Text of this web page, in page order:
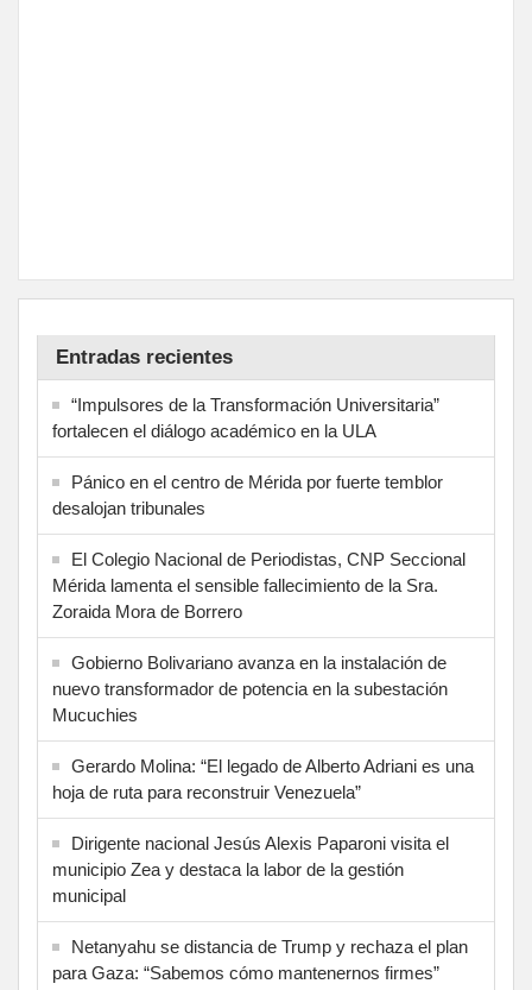
Entradas recientes
“Impulsores de la Transformación Universitaria”
fortalecen el diálogo académico en la ULA
Pánico en el centro de Mérida por fuerte temblor
desalojan tribunales
El Colegio Nacional de Periodistas, CNP Seccional
Mérida lamenta el sensible fallecimiento de la Sra.
Zoraida Mora de Borrero
Gobierno Bolivariano avanza en la instalación de
nuevo transformador de potencia en la subestación
Mucuchies
Gerardo Molina: “El legado de Alberto Adriani es una
hoja de ruta para reconstruir Venezuela”
Dirigente nacional Jesús Alexis Paparoni visita el
municipio Zea y destaca la labor de la gestión
municipal
Netanyahu se distancia de Trump y rechaza el plan
para Gaza: “Sabemos cómo mantenernos firmes”